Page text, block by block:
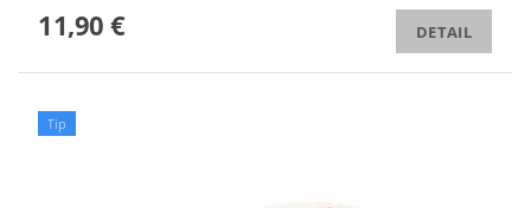
11,90 € DETAIL
Tip